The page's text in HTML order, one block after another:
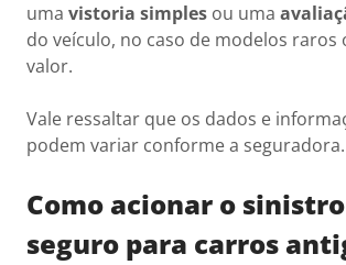
uma vistoria simples ou uma
do veículo, no caso de modelos raros
valor.
Vale ressaltar que os dados e
podem variar conforme a seguradora.
Como acionar o
seguro para carros